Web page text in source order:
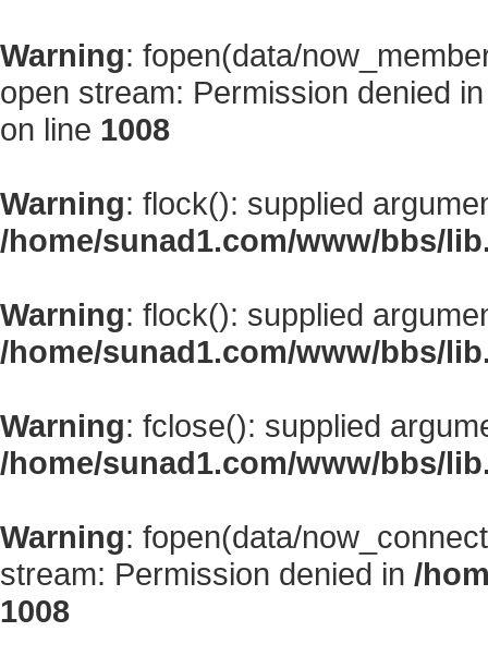
Warning: fopen(data/
open stream: Permission denied
on line 1008
Warning: flock(): supplied
/home/sunad1.com/www/bbs/
Warning: flock(): supplied
/home/sunad1.com/www/bbs/
Warning: fclose(): supplied
/home/sunad1.com/www/bbs/
Warning: fopen(data/
stream: Permission denied in /
1008